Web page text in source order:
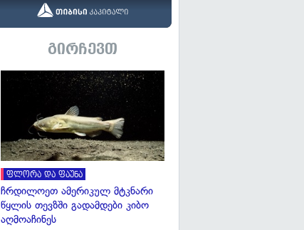
გირჩევთ
ფლორა და ფაუნა
ჩრდილოეთ ამერიკულ მტკნარი
წყლის თევზში გადამდები კიბო
აღმოაჩინეს